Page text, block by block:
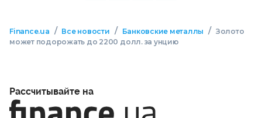
Finance.ua / Все новости / Банковские металлы / Золото
может подорожать до 2200 долл. за унцию
Рассчитывайте на